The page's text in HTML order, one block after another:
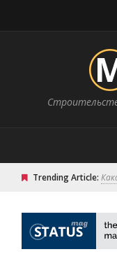
Trending Article: